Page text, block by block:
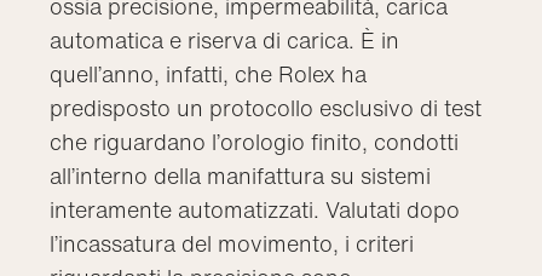
ossia precisione, impermeabilità, carica
automatica e riserva di carica. È in
quell’anno, infatti, che Rolex ha
predisposto un protocollo esclusivo di test
che riguardano l’orologio finito, condotti
all’interno della manifattura su sistemi
interamente automatizzati. Valutati dopo
l’incassatura del movimento, i criteri